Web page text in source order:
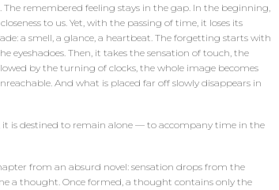
remembered feeling stays in the gap. In the beginning,
to us. Yet, with the passing of time, it loses its
a smell, a glance, a heartbeat. The forgetting starts with
eyeshadoes. Then, it takes the sensation of touch, the
by the turning of clocks, the whole image becomes
And what is placed far off slowly disappears in
is destined to remain alone — to accompany time in the
from an absurd novel: sensation drops from the
a thought. Once formed, a thought contains only the